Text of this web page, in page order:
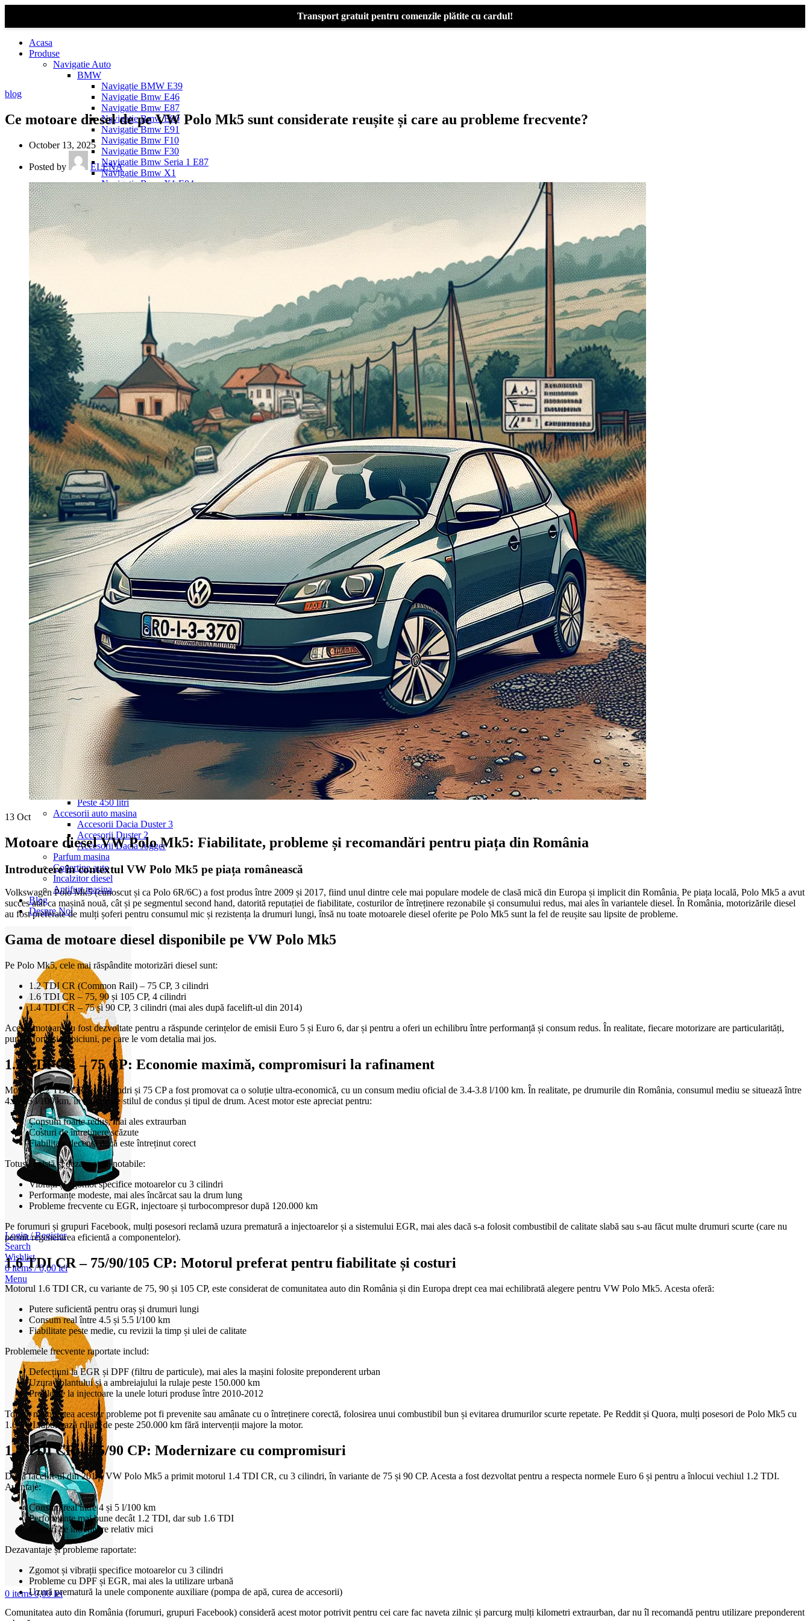
Transport gratuit pentru comenzile plătite cu cardul!
Acasa
Produse
Navigatie Auto
BMW
Navigație BMW E39
Navigatie Bmw E46
Navigatie Bmw E87
Navigatie Bmw E90
Navigatie Bmw E91
Navigatie Bmw F10
Navigatie Bmw F30
Navigatie Bmw Seria 1 E87
Navigatie Bmw X1
Navigatie Bmw X1 E84
Navigatie BMW X3
Navigatie BMW X3 E83
Navigatie BMW X3 f25
Dacia Logan
Navigație Dacia Logan 1 (2004–2012)
Navigație Dacia Logan 2 (2012–2020)
Navigație Dacia Logan 3 (2020–Prezent)
Navigatie Audi A3 8p
Navigatie Audi A4
Navigatie Audi A4 B6
Navigatie Audi A4 B7
Navigatie Audi A4 B8
Navigatie Audi A5
Navigatie Audi A6 C5
Navigatie Audi A6 C6
Navigatie Audi A6 C7
Navigatie Audi Q5
Ford
Navigație Ford Fiesta
Navigație Ford Focus 1
Navigație Ford Focus 2
Navigație Ford Focus MK3
Navigație Ford Mondeo MK3
Navigație Ford Mondeo MK4
Navigație Ford Transit
Mercedes
Navigație Mercedes C Class W203
Navigație Mercedes C Class W204
Navigație Mercedes W203
Navigație Mercedes W204
Navigație Mercedes W211
Navigație Mercedes Sprinter
Passat
Navigație Passat B5
Navigație Passat B5 5
Navigație Passat B6
Navigație Passat B7
Navigație Passat B8
Navigație Passat CC
Skoda
Navigație Skoda Fabia 1
Navigație Skoda Fabia 2
Navigație Skoda Octavia 1
Navigație Skoda Octavia 2
Navigație Skoda Octavia 3
Navigație Skoda Rapid
Navigație Skoda Superb 1
Navigație Skoda Superb 2
Navigație Toyota Avensis T25
Portbagaj Plafon Auto
Sub 350 Litri
Peste 350 Litri
Peste 450 litri
Accesorii auto masina
Accesorii Dacia Duster 3
Accesorii Duster 2
Accesorii Dacia Jogger
Parfum masina
Copertine auto
Incalzitor diesel
Antifurt masina
Blog
Despre Noi
Login / Register
Search
Wishlist
0items / 0,00lei
Menu
0 items 0,00lei
blog
Ce motoare diesel de pe VW Polo Mk5 sunt considerate reușite și care au probleme frecvente?
October 13, 2025
Posted by ELENA
13 Oct
Motoare diesel VW Polo Mk5: Fiabilitate, probleme și recomandări pentru piața din România
Introducere în contextul VW Polo Mk5 pe piața românească
Volkswagen Polo Mk5 (cunoscut și ca Polo 6R/6C) a fost produs între 2009 și 2017, fiind unul dintre cele mai populare modele de clasă mică din Europa și implicit din România. Pe piața locală, Polo Mk5 a avut
succes atât ca mașină nouă, cât și pe segmentul second hand, datorită reputației de fiabilitate, costurilor de întreținere rezonabile și consumului redus, mai ales în variantele diesel. În România, motorizările diesel
au fost preferate de mulți șoferi pentru consumul mic și rezistența la drumuri lungi, însă nu toate motoarele diesel oferite pe Polo Mk5 sunt la fel de reușite sau lipsite de probleme.
Gama de motoare diesel disponibile pe VW Polo Mk5
Pe Polo Mk5, cele mai răspândite motorizări diesel sunt:
1.2 TDI CR (Common Rail) – 75 CP, 3 cilindri
1.6 TDI CR – 75, 90 și 105 CP, 4 cilindri
1.4 TDI CR – 75 și 90 CP, 3 cilindri (mai ales după facelift-ul din 2014)
Aceste motoare au fost dezvoltate pentru a răspunde cerințelor de emisii Euro 5 și Euro 6, dar și pentru a oferi un echilibru între performanță și consum redus. În realitate, fiecare motorizare are particularități,
puncte forte și slăbiciuni, pe care le vom detalia mai jos.
1.2 TDI CR – 75 CP: Economie maximă, compromisuri la rafinament
Motorul 1.2 TDI CR cu 3 cilindri și 75 CP a fost promovat ca o soluție ultra-economică, cu un consum mediu oficial de 3.4-3.8 l/100 km. În realitate, pe drumurile din România, consumul mediu se situează între
4.2 și 5 l/100 km, în funcție de stilul de condus și tipul de drum. Acest motor este apreciat pentru:
Consum foarte redus, mai ales extraurban
Costuri de întreținere scăzute
Fiabilitate decentă dacă este întreținut corect
Totuși, există și dezavantaje notabile:
Vibrații și zgomot specifice motoarelor cu 3 cilindri
Performanțe modeste, mai ales încărcat sau la drum lung
Probleme frecvente cu EGR, injectoare și turbocompresor după 120.000 km
Pe forumuri și grupuri Facebook, mulți posesori reclamă uzura prematură a injectoarelor și a sistemului EGR, mai ales dacă s-a folosit combustibil de calitate slabă sau s-au făcut multe drumuri scurte (care nu
permit regenerarea eficientă a componentelor).
1.6 TDI CR – 75/90/105 CP: Motorul preferat pentru fiabilitate și costuri
Motorul 1.6 TDI CR, cu variante de 75, 90 și 105 CP, este considerat de comunitatea auto din România și din Europa drept cea mai echilibrată alegere pentru VW Polo Mk5. Acesta oferă:
Putere suficientă pentru oraș și drumuri lungi
Consum real între 4.5 și 5.5 l/100 km
Fiabilitate peste medie, cu revizii la timp și ulei de calitate
Problemele frecvente raportate includ:
Defecțiuni la EGR și DPF (filtru de particule), mai ales la mașini folosite preponderent urban
Uzura volantului și a ambreiajului la rulaje peste 150.000 km
Probleme la injectoare la unele loturi produse între 2010-2012
Totuși, majoritatea acestor probleme pot fi prevenite sau amânate cu o întreținere corectă, folosirea unui combustibil bun și evitarea drumurilor scurte repetate. Pe Reddit și Quora, mulți posesori de Polo Mk5 cu
1.6 TDI raportează rulaje de peste 250.000 km fără intervenții majore la motor.
1.4 TDI CR – 75/90 CP: Modernizare cu compromisuri
După facelift-ul din 2014, VW Polo Mk5 a primit motorul 1.4 TDI CR, cu 3 cilindri, în variante de 75 și 90 CP. Acesta a fost dezvoltat pentru a respecta normele Euro 6 și pentru a înlocui vechiul 1.2 TDI.
Avantaje:
Consum real între 4 și 5 l/100 km
Performanțe mai bune decât 1.2 TDI, dar sub 1.6 TDI
Costuri de întreținere relativ mici
Dezavantaje și probleme raportate:
Zgomot și vibrații specifice motoarelor cu 3 cilindri
Probleme cu DPF și EGR, mai ales la utilizare urbană
Uzură prematură la unele componente auxiliare (pompa de apă, curea de accesorii)
Comunitatea auto din România (forumuri, grupuri Facebook) consideră acest motor potrivit pentru cei care fac naveta zilnic și parcurg mulți kilometri extraurban, dar nu îl recomandă pentru utilizare preponderent